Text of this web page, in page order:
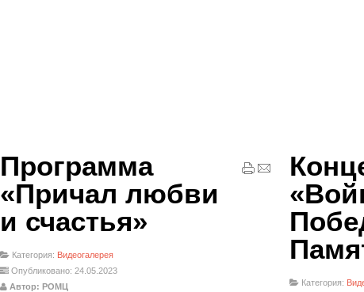
Программа
«Причал любви
и счастья»
Категория: Видеогалерея
Опубликовано: 24.05.2023
Автор: РОМЦ
Категория: